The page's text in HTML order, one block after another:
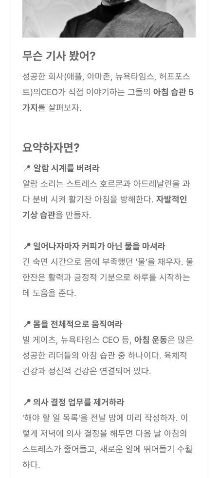
무슨 기사 봤어?
성공한 회사(애플, 아마존, 뉴욕타임스, 허프포스
트)의CEO가 직접 이야기하는 그들의 아침 습관 5
가지를 살펴보자.
요약하자면?
📍 알람 시계를 버려라
알람 소리는 스트레스 호르몬과 아드레날린을 과
다 분비 시켜 활기찬 아침을 방해한다. 자발적인
기상 습관을 만들자.
📍 일어나자마자 커피가 아닌 물을 마셔라
긴 숙면 시간으로 몸에 부족했던 '물'을 채우자. 물
한잔은 활력과 긍정적 기분으로 하루를 시작하는
데 도움을 준다.
📍 몸을 전체적으로 움직여라
빌 게이츠, 뉴욕타임스 CEO 등, 아침 운동은 많은
성공한 리더들의 아침 습관 중 하나이다. 육체적
건강과 정신적 건강은 연결되어 있다.
📍 의사 결정 업무를 제거하라
'해야 할 일 목록'을 전날 밤에 미리 작성하자. 이
렇게 저녁에 의사 결정을 해두면 다음 날 아침의
스트레스가 줄어들고, 새로운 일에 뛰어들기 수월
하다.